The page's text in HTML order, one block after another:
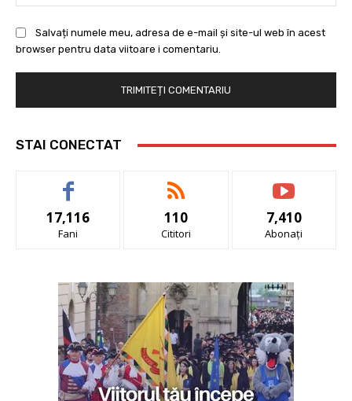
Salvați numele meu, adresa de e-mail și site-ul web în acest
browser pentru data viitoare i comentariu.
STAI CONECTAT
17,116
Fani
110
Cititori
7,410
Abonați